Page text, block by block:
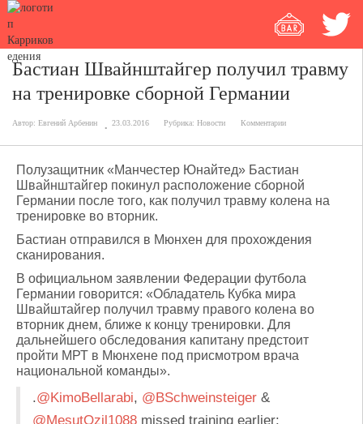
Бастиан Швайнштайгер получил травму
на тренировке сборной Германии
Автор: Евгений Арбенин 23.03.2016 Рубрика: Новости Комментарии
Полузащитник «Манчестер Юнайтед» Бастиан
Швайнштайгер покинул расположение сборной
Германии после того, как получил травму колена на
тренировке во вторник.
Бастиан отправился в Мюнхен для прохождения
сканирования.
В официальном заявлении Федерации футбола
Германии говорится: «Обладатель Кубка мира
Швайштайгер получил травму правого колена во
вторник днем, ближе к концу тренировки. Для
дальнейшего обследования капитану предстоит
пройти МРТ в Мюнхене под присмотром врача
национальной команды».
.@KimoBellarabi, @BSchweinsteiger &
@MesutOzil1088 missed training earlier: